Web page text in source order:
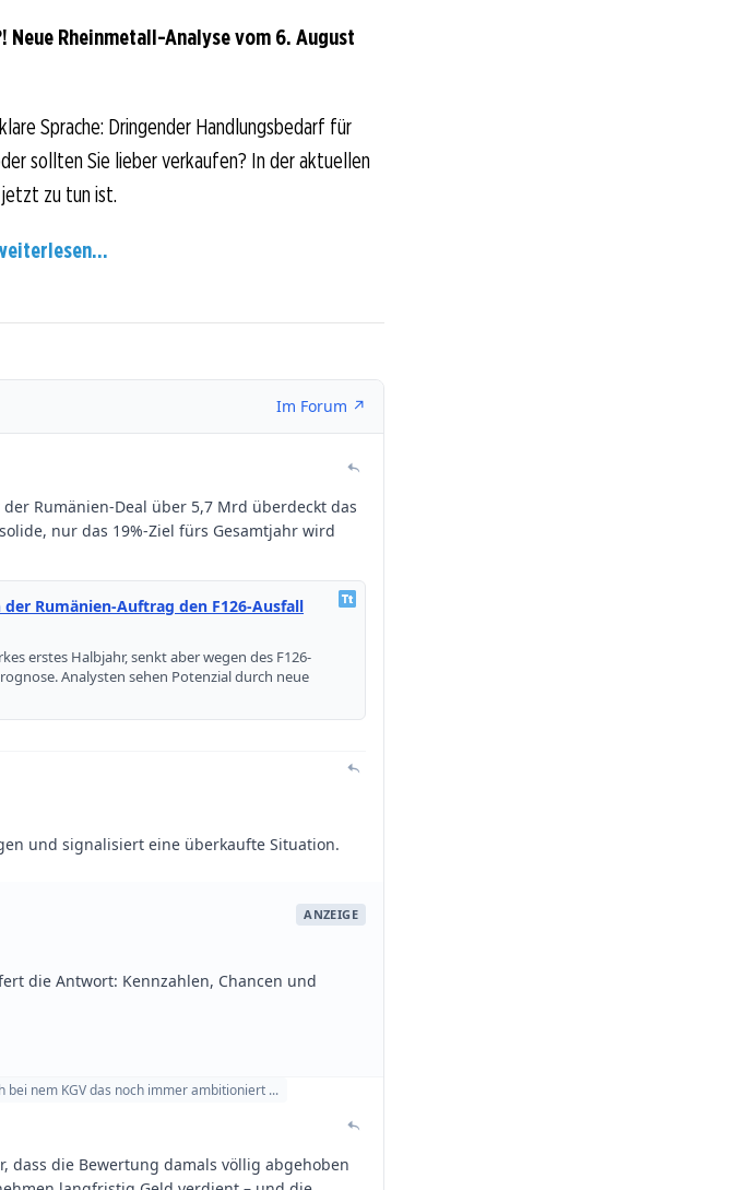
Rheinmetall-Analyse vom 6. August
Sprache: Dringender Handlungsbedarf für
sollten Sie lieber verkaufen? In der aktuellen
jetzt zu tun ist.